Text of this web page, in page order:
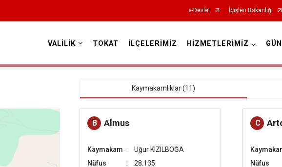
e-Devlet İçişleri Bakanlığı
VALİLİK TOKAT İLÇELERİMİZ HİZMETLERİMİZ
Kaymakamlıklar (11)
B Almus
Kaymakam
Uğur KIZILBOĞA
Nüfus
28.135
C
Nüfus